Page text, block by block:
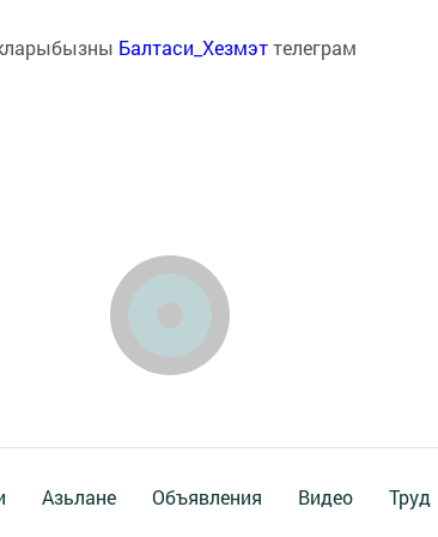
Балтаси_Хезмэттелеграм
Азьлане Объявления Видео Труд